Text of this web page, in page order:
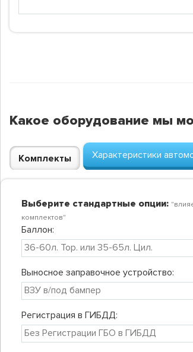
Какое оборудование мы
Комплекты Характеристики
Выберите стандартные опции:
комплектов"
Баллон:
Выносное заправочное устройство:
Регистрация в ГИБДД: